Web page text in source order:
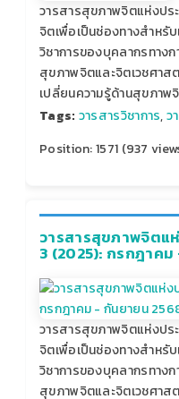
วารสารสุขภาพจิตแห่งปร
จิตเพื่อเป็นช่องทางสำหรั
วิชาการของบุคลากรทาง
สุขภาพจิตและจิตเวชศาส
เปลี่ยนความรู้ด้านสุขภาพ
Tags: วารสารวิชาการ,ว
Position:1571 (937
วารสารสุขภาพจิตแ
3 (2025): กรกฎาค
วารสารสุขภาพจิตแห่งปร
จิตเพื่อเป็นช่องทางสำหรั
วิชาการของบุคลากรทาง
สุขภาพจิตและจิตเวชศาส